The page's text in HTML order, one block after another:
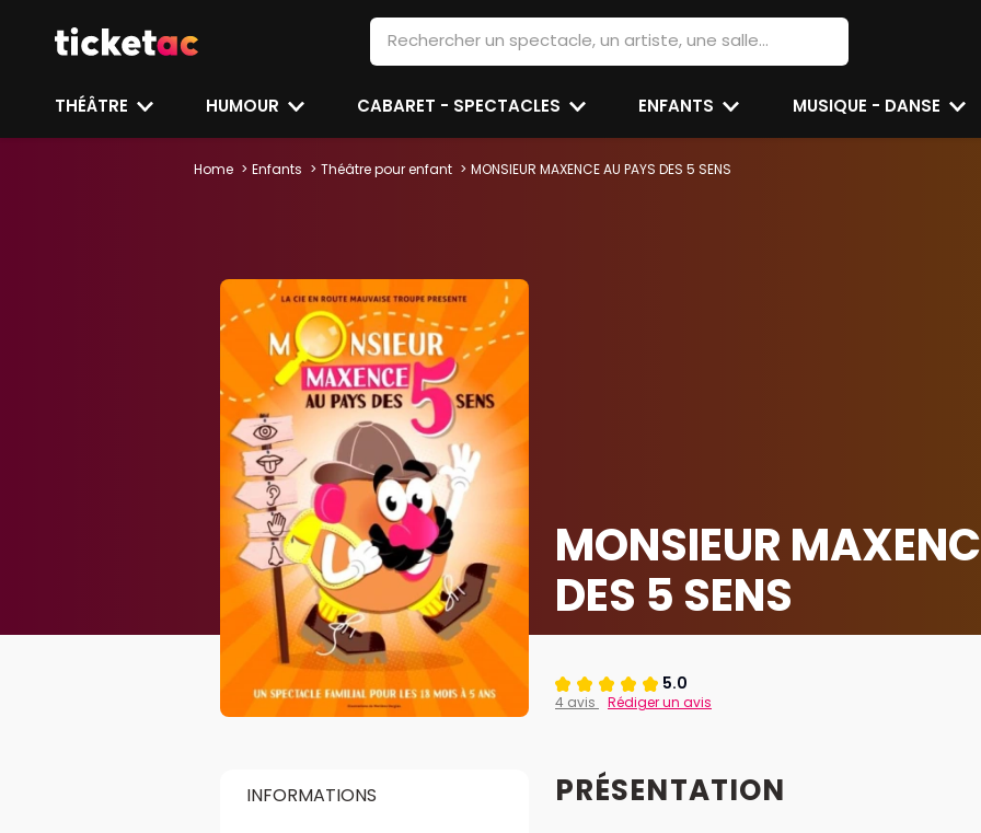
THÉÂTRE HUMOUR CABARET - SPECTACLES ENFANTS MUSIQUE - DANSE
Home Enfants Théâtre pour enfant MONSIEUR MAXENCE AU PAYS DES 5 SENS
MONSIEUR
DES 5 SENS
5.0
4 avis Rédiger un avis
INFORMATIONS PRÉSENTATION